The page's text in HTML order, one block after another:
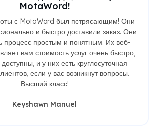
MotaWord!
с MotaWord был потрясающим! Они
и быстро доставили заказ. Они
процесс простым и понятным. Их веб-
вам стоимость услуг очень быстро,
и у них есть круглосуточная
если у вас возникнут вопросы.
Высший класс!
Keyshawn Manuel